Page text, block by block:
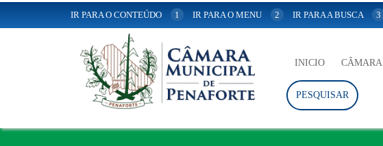
IR PARA O CONTEÚDO 1 IR PARA O MENU 2 IR PARA A BUSCA 3
INICIO CÂMARA
PESQUISAR